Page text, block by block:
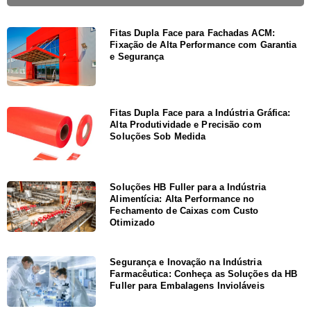
Fitas Dupla Face para Fachadas ACM:
Fixação de Alta Performance com Garantia
e Segurança
Fitas Dupla Face para a Indústria Gráfica:
Alta Produtividade e Precisão com
Soluções Sob Medida
Soluções HB Fuller para a Indústria
Alimentícia: Alta Performance no
Fechamento de Caixas com Custo
Otimizado
Segurança e Inovação na Indústria
Farmacêutica: Conheça as Soluções da HB
Fuller para Embalagens Invioláveis